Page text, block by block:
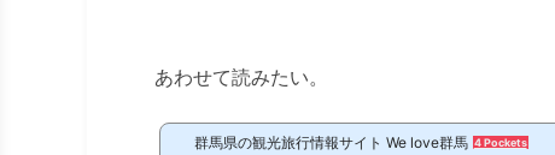
あわせて読みたい。
群馬県の観光旅行情報サイト We love群馬 4 Pockets